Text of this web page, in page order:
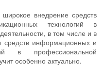
внедрение средств
технологий в
в том числе и в
информационных и
в профессиональной
особенно актуально.